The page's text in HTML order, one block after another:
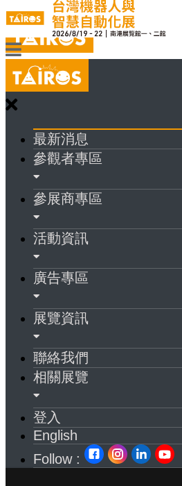
最新消息
參觀者專區
參展商專區
活動資訊
廣告專區
展覽資訊
聯絡我們
相關展覽
登入
English
Follow :